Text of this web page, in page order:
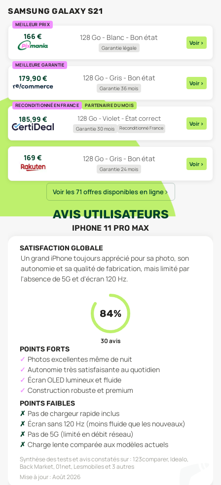
SAMSUNG GALAXY S21
MEILLEUR PRIX
166 € 128 Go - Blanc - Bon état
Garantie légale
Voir >
MEILLEURE GARANTIE
179,90€ 128 Go - Gris - Bon état
Garantie 36 mois
Voir >
RECONDITIONNÉ EN FRANCE PARTENAIRE DU MOIS
185,99 € 128 Go - Violet - État correct
Garantie 30 mois Reconditionné France
Voir >
169 € 128 Go - Gris - Bon état
Garantie 24 mois
Voir >
Voir les 71 offres disponibles en ligne
AVIS UTILISATEURS
IPHONE 11 PRO MAX
SATISFACTION GLOBALE
Un grand iPhone toujours apprécié pour sa photo, son
autonomie et sa qualité de fabrication, mais limité par
l'absence de 5G et d'écran 120 Hz.
84%
30avis
POINTS FORTS
Photos excellentes même de nuit
Autonomie très satisfaisante au quotidien
Écran OLED lumineux et fluide
Construction robuste et premium
POINTS FAIBLES
Pas de chargeur rapide inclus
Écran sans 120 Hz (moins fluide que les nouveaux)
Pas de 5G (limité en débit réseau)
Charge lente comparée aux modèles actuels
Synthèse des tests et avis constatés sur : 123comparer, Idealo,
Back Market, 01net, Lesmobileset 3 autres
Mise à jour :Août 2026